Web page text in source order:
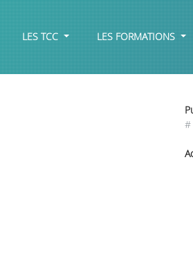
LES TCC LES FORMATIONS
#